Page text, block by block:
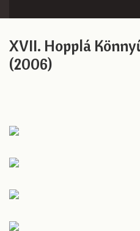
XVII. Hopplá
(2006)